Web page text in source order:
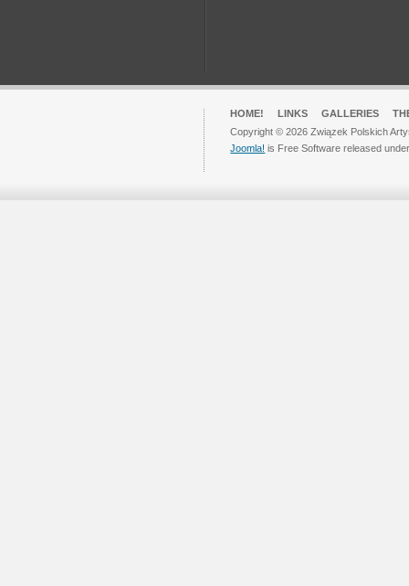
HOME! LINKS GALLERIES
Copyright © 2026 Związek Polskich
Joomla! is Free Software released